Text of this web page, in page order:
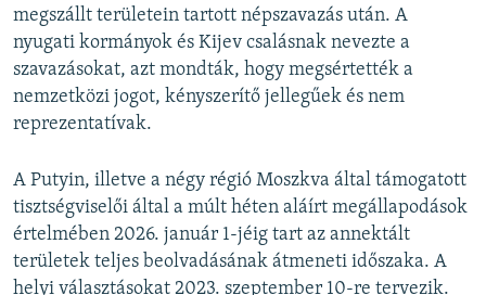
megszállt területein tartott népszavazás után. A
nyugati kormányok és Kijev csalásnak nevezte a
szavazásokat, azt mondták, hogy megsértették a
nemzetközi jogot, kényszerítő jellegűek és nem
reprezentatívak.
A Putyin, illetve a négy régió Moszkva által támogatott
tisztségviselői által a múlt héten aláírt megállapodások
értelmében 2026. január 1-jéig tart az annektált
területek teljes beolvadásának átmeneti időszaka. A
helyi választásokat 2023. szeptember 10-re tervezik.